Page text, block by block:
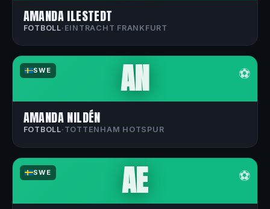
AMANDA ILESTEDT
FOTBOLL· EINTRACHT FRANKFURT
SWE ⚽
AN
AMANDA NILDÉN
FOTBOLL· TOTTENHAM HOTSPUR
SWE ⚽
AE